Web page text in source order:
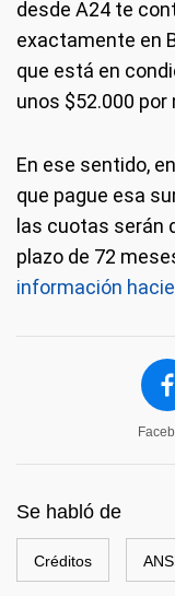
desde A24 te
exactamente en
que está en
unos $52.000 por
En ese sentido,
que pague esa
las cuotas serán
plazo de 72
información
Se habló de
Créditos